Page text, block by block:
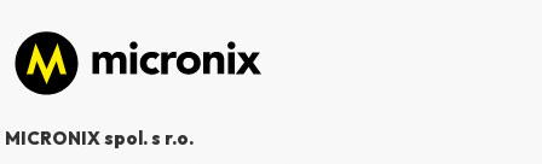
Zápätie
MICRONIX spol. s r.o.